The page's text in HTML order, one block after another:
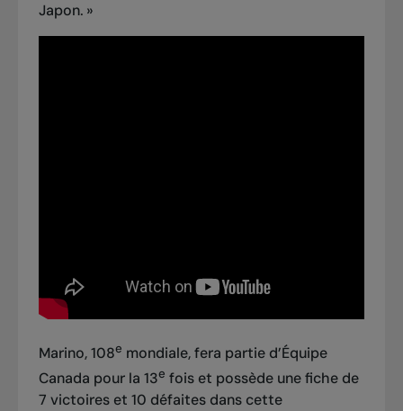
Japon. »
Marino, 108e mondiale, fera partie d’Équipe
Canada pour la 13e fois et possède une fiche de
7 victoires et 10 défaites dans cette